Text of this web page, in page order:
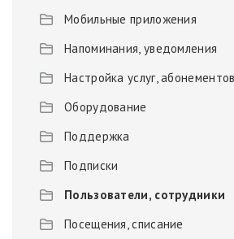
Мобильные приложения
Напоминания, уведомления
Настройка услуг,
Оборудование
Поддержка
Подписки
Пользователи, сотрудники
Посещения, списание